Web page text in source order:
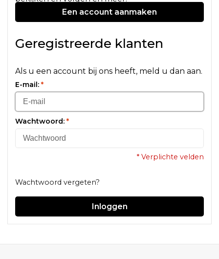
Een account aanmaken
Geregistreerde klanten
Als u een account bij ons heeft, meld u dan aan.
E-mail: *
Wachtwoord: *
* Verplichte velden
Wachtwoord vergeten?
Inloggen